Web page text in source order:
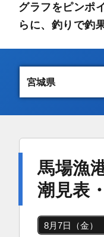
グラフをピンポ
らに、釣りで釣
馬場漁
潮見表